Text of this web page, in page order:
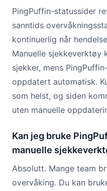
PingPuffin-statussider
sanntids
kontinuerlig når
Manuelle sjekkeverktøy
sjekker, mens
oppdatert automatisk.
som helst, og siden
uten manuelle
Kan jeg bruke
manuelle
Absolutt. Mange team
overvåking. Du kan